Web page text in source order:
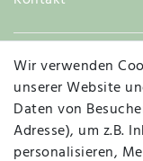
Wir verwenden
unserer Website
Daten von
Adresse), um z.B.
personalisieren,